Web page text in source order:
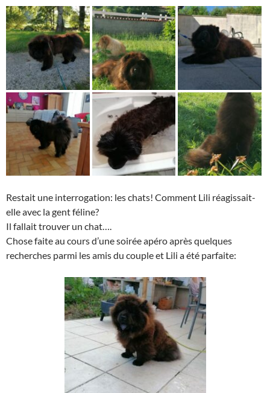
Restait une interrogation: les chats! Comment Lili réagissait-
elle avec la gent féline?
Il fallait trouver un chat….
Chose faite au cours d’une soirée apéro après quelques
recherches parmi les amis du couple et Lili a été parfaite: